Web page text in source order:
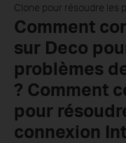
Clone pour résoudre les
Comment
sur Deco
problèmes
? Comment
pour
connexion